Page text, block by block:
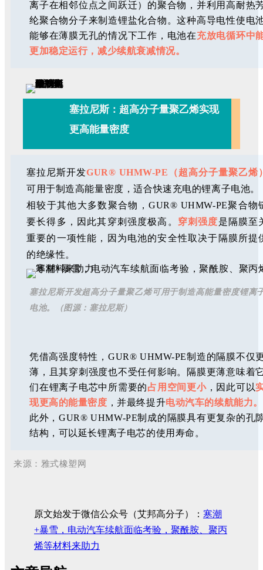
离子在相邻位点之间跃迁）的聚合物，并利用高耐热
纶聚合物分子来制造锂盐化合物。这种高导电性使电
能够在薄膜无孔的情况下工作，电池在充放电循环中
更加稳定运行，减少续航衰减情况。
塞拉尼斯：超高分子量聚乙烯实现
更高能量密度
塞拉尼斯开发GUR® UHMW-PE（超高分子量聚乙烯
可用于制造高能量密度，适合快速充电的锂离子电池。
相较于其他大多数聚合物，GUR® UHMW-PE聚合物
要长得多，因此其穿刺强度极高。 穿刺强度是隔膜至
重要的一项性能，因为电池的安全性取决于隔膜所提
的绝缘性。
塞拉尼斯开发超高分子量聚乙烯可用于制造高能量密度锂离
电池。（图源：塞拉尼斯）
凭借高强度特性，GUR® UHMW-PE制造的隔膜不仅
薄，且其穿刺强度也不受任何影响。隔膜更薄意味着
们在锂离子电芯中所需要的占用空间更小，因此可以
现更高的能量密度 ，并最终提升电动汽车的续航能力。
此外，GUR® UHMW-PE制成的隔膜具有更复杂的孔
结构，可以延长锂离子电芯的使用寿命。
来源：雅式橡塑网
原文始发于微信公众号（艾邦高分子）： 寒潮
+暴雪，电动汽车续航面临考验，聚酰胺、聚丙
烯等材料来助力